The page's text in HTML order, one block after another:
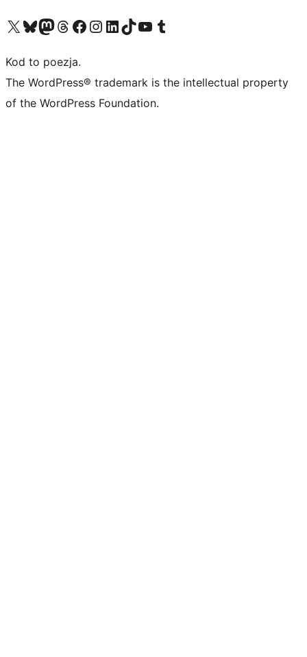
Odwiedź nasze konto X (dawniej Twitter)
Odwiedź nasze konto Bluesky
Odwiedź nasze konto na Mastodoncie
Odwiedź naszego Threadsa
Odwiedź naszego Facebooka
Odwiedź nasze konto na Instagramie
Odwiedź nasze konto na LinkedIn
Odwiedź naszego TikToka
Odwiedź nasz kanał YouTube
Odwiedź naszego Tumblra
Kod to poezja.
The WordPress® trademark is the intellectual property
of the WordPress Foundation.